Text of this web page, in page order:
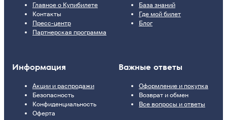
Главное о Купибилете
Контакты
Пресс-центр
Партнерская программа
База знаний
Где мой билет
Блог
Информация
Акции и распродажи
Безопасность
Конфиденциальность
Оферта
Важные ответы
Оформление и покупка
Возврат и обмен
Все вопросы и ответы